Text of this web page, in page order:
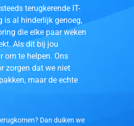
terugkerende IT-
is al hinderlijk genoeg,
die elke paar weken
Als dit bij jou
om te helpen. Ons
zorgen dat we niet
maar de echte
Dan duiken we